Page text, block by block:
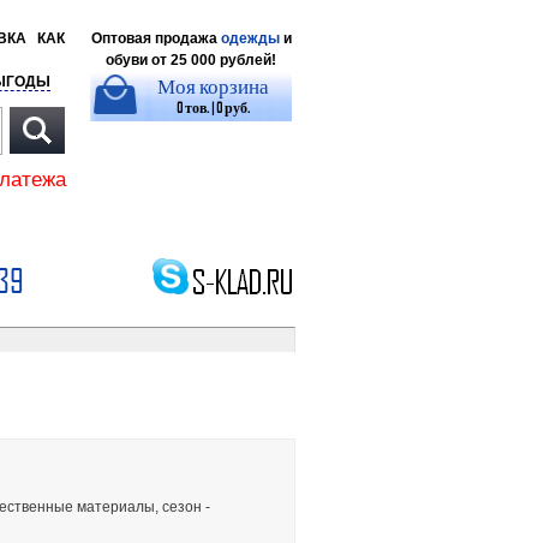
КАК
Оптовая продажа одеждыи
обуви от 25 000 рублей!
Моя корзина
0 тов. | 0 руб.
материалы, сезон -